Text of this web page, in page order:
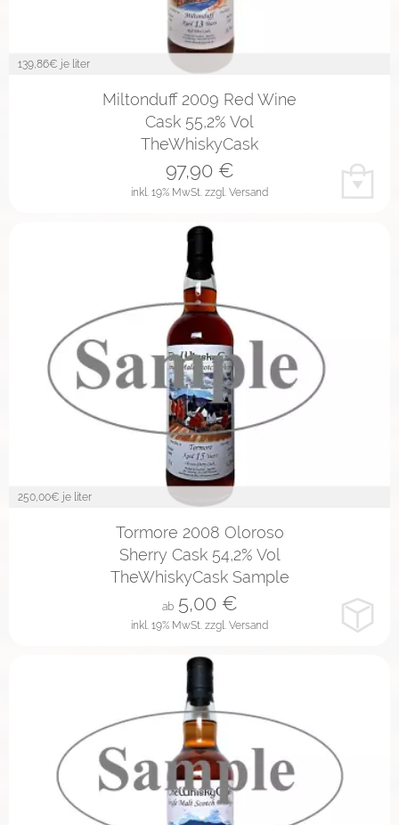
139,86€ je liter
Miltonduff 2009 Red Wine
Cask 55,2% Vol
TheWhiskyCask
inkl. 19% MwSt. zzgl. Versand
97,90€
250,00€ je liter
Tormore 2008 Oloroso
Sherry Cask 54,2% Vol
TheWhiskyCask Sample
inkl. 19% MwSt. zzgl. Versand
ab 5,00€